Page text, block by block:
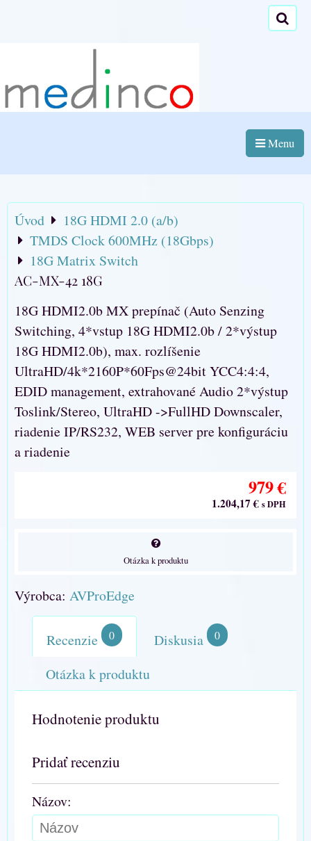
Menu
Úvod
18G HDMI 2.0 (a/b)
TMDS Clock 600MHz (18Gbps)
18G Matrix Switch
AC-MX-42 18G
18G HDMI2.0b MX prepínač (Auto Senzing
Switching, 4*vstup 18G HDMI2.0b / 2*výstup
18G HDMI2.0b), max. rozlíšenie
UltraHD/4k*2160P*60Fps@24bit YCC4:4:4,
EDID management, extrahované Audio 2*výstup
Toslink/Stereo, UltraHD ->FullHD Downscaler,
riadenie IP/RS232, WEB server pre konfiguráciu
a riadenie
979 €
1.204,17 € s DPH
Otázka k produktu
Výrobca: AVProEdge
Recenzie 0 Diskusia 0
Otázka k produktu
Hodnotenie produktu
Pridať recenziu
Názov: